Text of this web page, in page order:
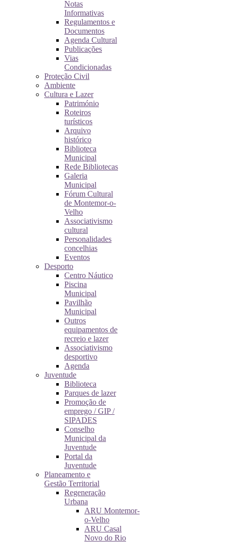
Notas
Informativas
Regulamentos e
Documentos
Agenda Cultural
Publicações
Vias
Condicionadas
Proteção Civil
Ambiente
Cultura e Lazer
Património
Roteiros
turísticos
Arquivo
histórico
Biblioteca
Municipal
Rede Bibliotecas
Galeria
Municipal
Fórum Cultural
de Montemor-o-
Velho
Associativismo
cultural
Personalidades
concelhias
Eventos
Desporto
Centro Náutico
Piscina
Municipal
Pavilhão
Municipal
Outros
equipamentos de
recreio e lazer
Associativismo
desportivo
Agenda
Juventude
Biblioteca
Parques de lazer
Promoção de
emprego / GIP /
SIPADES
Conselho
Municipal da
Juventude
Portal da
Juventude
Planeamento e
Gestão Territorial
Regeneração
Urbana
ARU Montemor-
o-Velho
ARU Casal
Novo do Rio